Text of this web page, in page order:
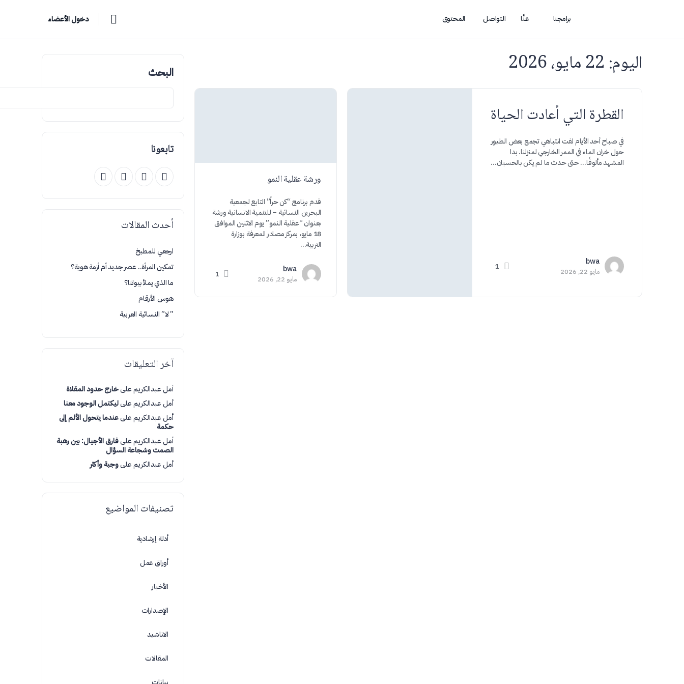
برامجنا عنَّا التواصل المحتوى دخول الأعضاء
اليوم: 22 مايو، 2026
القطرة التي أعادت الحياة
في صباح أحد الأيام لفت انتباهي تجمع بعض الطيور
حول خزان الماء في الممر الخارجي لمنزلنا. بدا
المشهد مألوفًا… حتى حدث ما لم يكن بالحسبان…
bwa
مايو 22, 2026
1
ورشة عقلية النمو
قدم برنامج “كن حراً” التابع لجمعية
البحرين النسائية – للتنمية الانسانية ورشة
بعنوان “عقلية النمو” يوم الاثنين الموافق
18 مايو، بمركز مصادر المعرفة بوزارة
التربية…
bwa
مايو 22, 2026
1
البحث
تابعونا
أحدث المقالات
ارجعي للمطبخ
تمكين المرأة.. عصر جديد أم أزمة هوية؟
ما الذي يملأ بيوتنا؟
هوس الأرقام
” لا” النسائية العربية
آخر التعليقات
أمل عبدالكريمعلىخارج حدود المقلاة
أمل عبدالكريمعلىليكتمل الوجود معنا
أمل عبدالكريمعلىعندما يتحول الألم إلى
حكمة
أمل عبدالكريمعلىفارق الأجيال: بين رهبة
الصمت وشجاعة السؤال
أمل عبدالكريمعلىوجبة وأكثر
تصنيفات المواضيع
أدلة إرشادية
أوراق عمل
الأخبار
الإصدارات
الاناشيد
المقالات